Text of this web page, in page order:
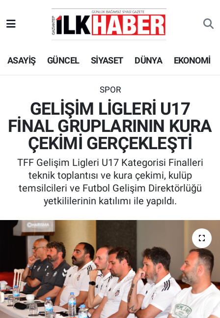
ASAYİŞ GÜNCEL SİYASET DÜNYA EKONOMİ
SPOR
GELİŞİM LİGLERİ U17
FİNAL GRUPLARININ KURA
ÇEKİMİ GERÇEKLEŞTİ
TFF Gelişim Ligleri U17 Kategorisi Finalleri
teknik toplantısı ve kura çekimi, kulüp
temsilcileri ve Futbol Gelişim Direktörlüğü
yetkililerinin katılımı ile yapıldı.
EKONOMİ
SİYASET
SPOR
TEKNOLOJİ
ASAYİŞ
EĞİTİM
Beyoğlu Hava Durumu
Beyoğlu Trafik Yoğunluk Haritası
Süper Lig Puan Durumu ve Fikstür
Tüm Manşetler
Son Dakika Haberleri
Haber Arşivi